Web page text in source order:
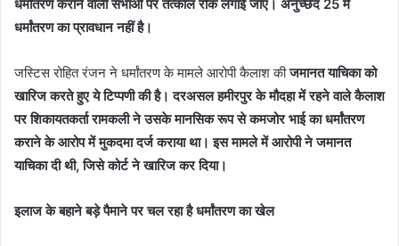
धर्मांतरण कराने वाली सभाओं पर तत्काल रोक लगाई जाए। अनुच्छेद 25 में
धर्मांतरण का प्रावधान नहीं है।
जस्टिस रोहित रंजन ने धर्मांतरण के मामले आरोपी कैलाश कीजमानत याचिका को
खारिज करते हुए ये टिप्पणी की है। दरअसल हमीरपुर के मौदहा में रहने वाले कैलाश
पर शिकायतकर्ता रामकली ने उसके मानसिक रूप से कमजोर भाई का धर्मांतरण
कराने के आरोप में मुकदमा दर्ज कराया था। इस मामले में आरोपी ने जमानत
याचिका दी थी, जिसे कोर्ट ने खारिज कर दिया।
इलाज के बहाने बड़े पैमाने पर चल रहा है धर्मांतरण का खेल